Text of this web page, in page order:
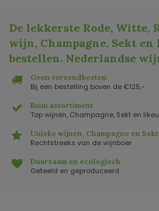
De lekkerste Rode, Witte,
wijn, Champagne, Sekt
bestellen. Nederlandse
Geen verzendkosten
Bij een bestelling boven de €125,-
Ruim assortiment
Top wijnen, Champagne, Sekt en
Unieke wijnen, Champagne en Sekt
Rechtstreeks van de wijnboer
Duurzaam en ecologisch
Geteeld en geproduceerd